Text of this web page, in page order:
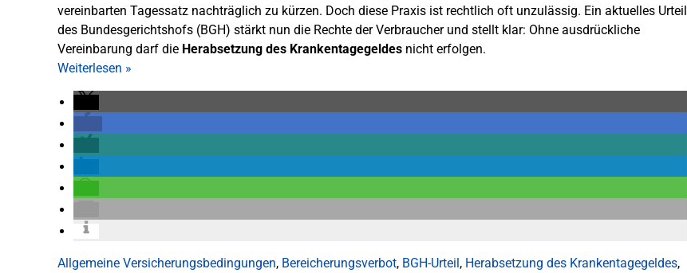
vereinbarten Tagessatz nachträglich zu kürzen. Doch diese Praxis ist rechtlich oft unzulässig. Ein aktuelles Urteil
des Bundesgerichtshofs (BGH) stärkt nun die Rechte der Verbraucher und stellt klar: Ohne ausdrückliche
Vereinbarung darf die Herabsetzung des Krankentagegeldes nicht erfolgen.
Weiterlesen »
Allgemeine Versicherungsbedingungen, Bereicherungsverbot, BGH-Urteil, Herabsetzung des Krankentagegeldes,